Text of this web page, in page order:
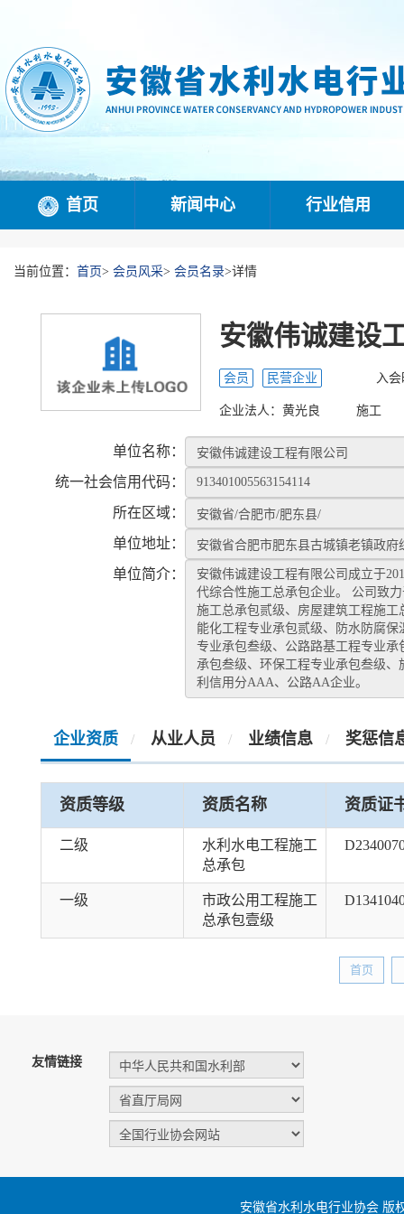
首页 新闻中心 行业信用
当前位置： 首页> 会员风采> 会员名录>详情
安徽伟诚建设
会员 民营企业 入
企业法人： 黄光良 施工
单位名称：
统一社会信用代码：
所在区域：
单位地址：
单位简介：
安徽伟诚建设工程有限公司成立于
代综合性施工总承包企业。 公司致
施工总承包贰级、房屋建筑工程施
能化工程专业承包贰级、防水防腐
专业承包叁级、公路路基工程专业
承包叁级、环保工程专业承包叁级
利信用分AAA、公路AA企业。
企业资质 / 从业人员 / 业绩信息 / 奖惩信
资质等级 资质名称 资质证
二级
水利水电工程施工
总承包
一级
市政公用工程施工
总承包壹级
首页
友情链接
安徽省水利水电行业协会 版